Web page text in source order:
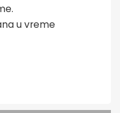
u vreme